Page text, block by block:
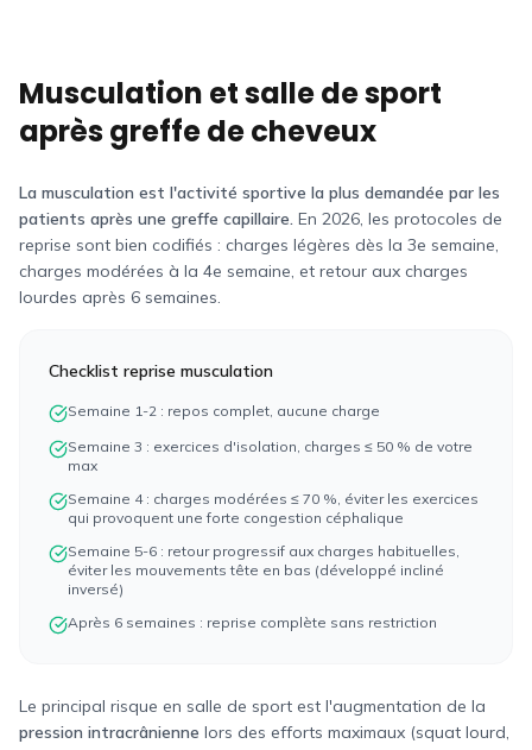
Musculation et salle de sport
après greffe de cheveux
La musculation est l'activité sportive la plus demandée par les
patients après une greffe capillaire. En 2026, les protocoles de
reprise sont bien codifiés : charges légères dès la 3e semaine,
charges modérées à la 4e semaine, et retour aux charges
lourdes après 6 semaines.
Checklist reprise musculation
Semaine 1-2 : repos complet, aucune charge
Semaine 3 : exercices d'isolation, charges ≤ 50 % de votre
max
Semaine 4 : charges modérées ≤ 70 %, éviter les exercices
qui provoquent une forte congestion céphalique
Semaine 5-6 : retour progressif aux charges habituelles,
éviter les mouvements tête en bas (développé incliné
inversé)
Après 6 semaines : reprise complète sans restriction
Le principal risque en salle de sport est l'augmentation de la
pression intracrânienne lors des efforts maximaux (squat lourd,